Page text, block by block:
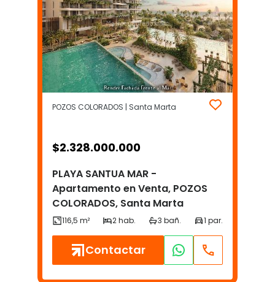
POZOS COLORADOS | Santa Marta
$2.328.000.000
PLAYA SANTUA MAR -
Apartamento en Venta, POZOS
COLORADOS, Santa Marta
Contactar